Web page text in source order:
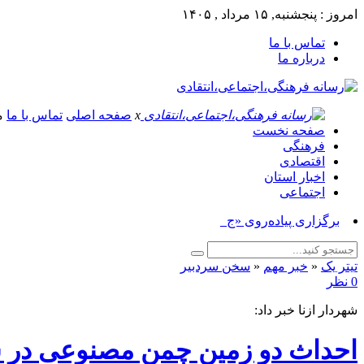
امروز : پنجشنبه, ۱۵ مرداد , ۱۴۰۵
تماس با ما
درباره ما
x صفحه اصلی تماس با ما
صفحه نخست
فرهنگی
اقتصادی
اخبار استان
اجتماعی
برگزاری پیاده‌روی «جاماندگان اربعی_
تیتر یک « خبر مهم « سخن سردبیر
0 نظر
شهردار ازنا خبر داد:
احداث دو زمین چمن مصنوعی در